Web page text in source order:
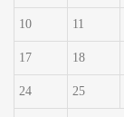
10 11
17 18
24 25